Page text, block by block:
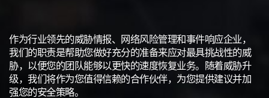
作为行业领先的威胁情报、网络风险管理和事件响应企业，
我们的职责是帮助您做好充分的准备来应对最具挑战性的威
胁，以便您的团队能够以更快的速度恢复业务。随着威胁升
级，我们将作为您值得信赖的合作伙伴，为您提供建议并加
强您的安全策略。